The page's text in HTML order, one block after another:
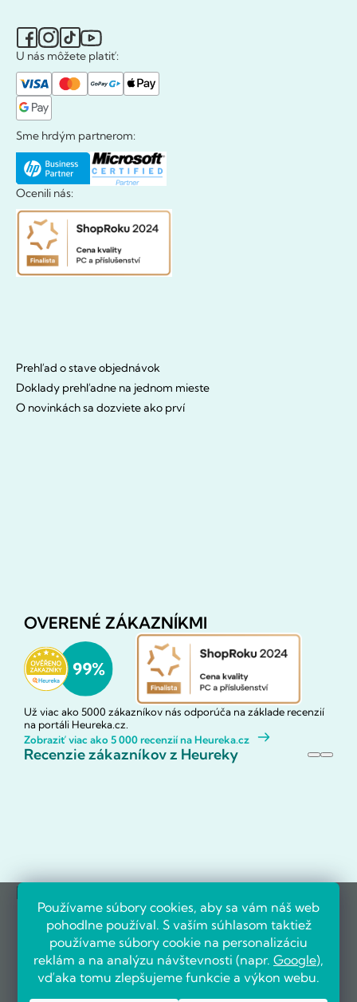
Používame súbory cookies, aby sa vám náš web
pohodlne používal. S vaším súhlasom taktiež
používame súbory cookie na personalizáciu
reklám a na analýzu návštevnosti (napr. Google),
vďaka tomu zlepšujeme funkcie a výkon webu.
U nás môžete platiť:
Sme hrdým partnerom:
Ocenili nás:
Prehľad o stave objednávok
Doklady prehľadne na jednom mieste
O novinkách sa dozviete ako prví
OVERENÉ ZÁKAZNÍKMI
Už viac ako 5000 zákazníkov nás odporúča na základe recenzií
na portáli Heureka.cz.
Zobraziť viac ako 5 000 recenzií na Heureka.cz
Recenzie zákazníkov z Heureky
Referencie firiem